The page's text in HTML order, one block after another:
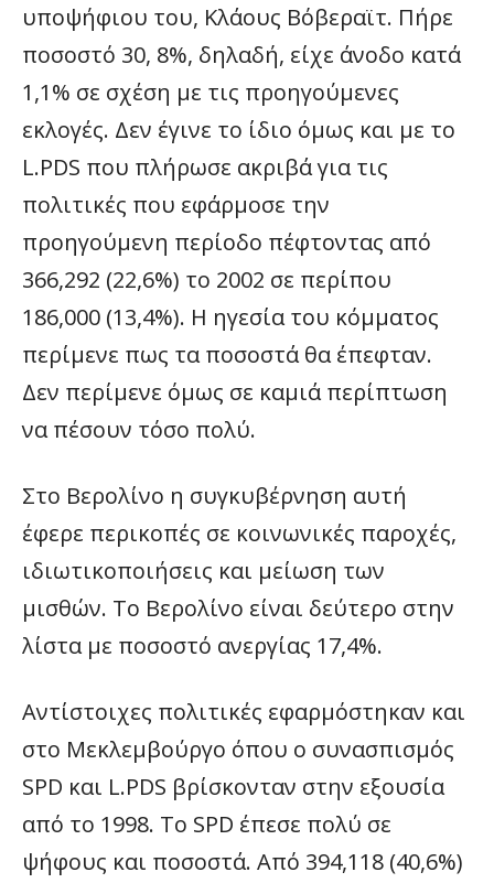
υποψήφιου του, Κλάους Βόβεραϊτ. Πήρε
ποσοστό 30, 8%, δηλαδή, είχε άνοδο κατά
1,1% σε σχέση με τις προηγούμενες
εκλογές. Δεν έγινε το ίδιο όμως και με το
L.PDS που πλήρωσε ακριβά για τις
πολιτικές που εφάρμοσε την
προηγούμενη περίοδο πέφτοντας από
366,292 (22,6%) το 2002 σε περίπου
186,000 (13,4%). Η ηγεσία του κόμματος
περίμενε πως τα ποσοστά θα έπεφταν.
Δεν περίμενε όμως σε καμιά περίπτωση
να πέσουν τόσο πολύ.
Στο Βερολίνο η συγκυβέρνηση αυτή
έφερε περικοπές σε κοινωνικές παροχές,
ιδιωτικοποιήσεις και μείωση των
μισθών. Το Βερολίνο είναι δεύτερο στην
λίστα με ποσοστό ανεργίας 17,4%.
Αντίστοιχες πολιτικές εφαρμόστηκαν και
στο Μεκλεμβούργο όπου ο συνασπισμός
SPD και L.PDS βρίσκονταν στην εξουσία
από το 1998. Το SPD έπεσε πολύ σε
ψήφους και ποσοστά. Από 394,118 (40,6%)